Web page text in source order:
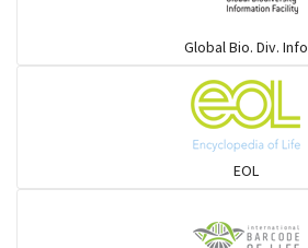
চড়ুই-বাবুই-খঞ্জন-তুলিকা-মুনিয়া
চড়ুই-বাবুই-খঞ্জন-তুলিকা-মুনিয়া
Global Bio. Div. Info
EOL